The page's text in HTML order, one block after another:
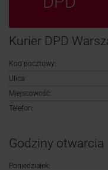
Kurier DPD
Kod pocztowy:
Ulica:
Miejscowość:
Telefon:
Godziny otwarcia
Poniedziałek: